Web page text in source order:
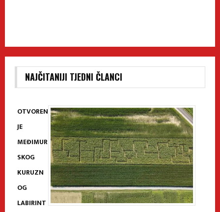
NAJČITANIJI TJEDNI ČLANCI
OTVOREN
JE
MEĐIMUR
SKOG
KURUZN
OG
LABIRINT